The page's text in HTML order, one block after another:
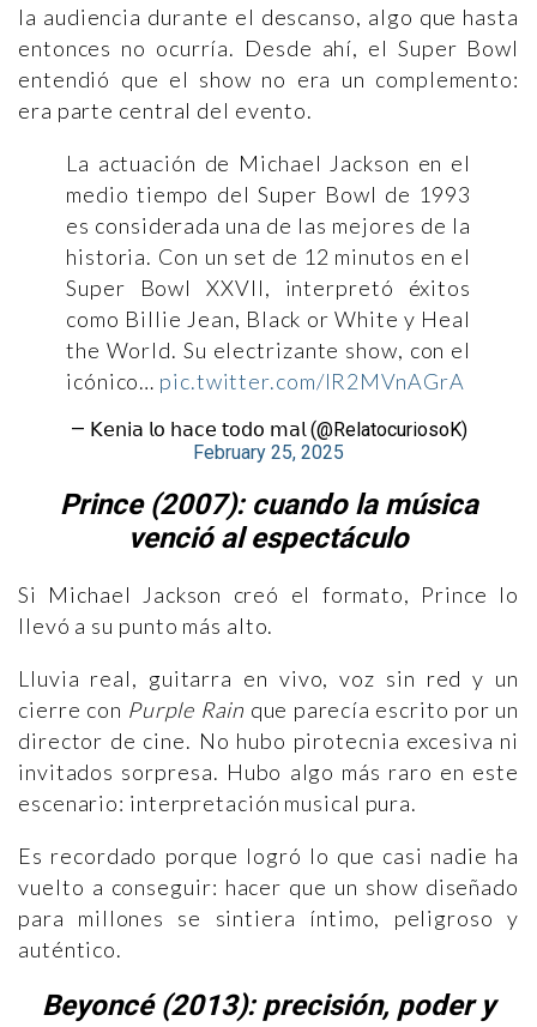
la audiencia durante el descanso, algo que hasta
entonces no ocurría. Desde ahí, el Super Bowl
entendió que el show no era un complemento:
era parte central del evento.
La actuación de Michael Jackson en el
medio tiempo del Super Bowl de 1993
es considerada una de las mejores de la
historia. Con un set de 12 minutos en el
Super Bowl XXVII, interpretó éxitos
como Billie Jean, Black or White y Heal
the World. Su electrizante show, con el
icónico… pic.twitter.com/IR2MVnAGrA
— 𝖪𝖾𝗇𝗂𝖺 𝗅𝗈 𝗁𝖺𝖼𝖾 𝗍𝗈𝖽𝗈 𝗆𝖺𝗅 (@RelatocuriosoK)
February 25, 2025
Prince (2007): cuando la música
venció al espectáculo
Si Michael Jackson creó el formato, Prince lo
llevó a su punto más alto.
Lluvia real, guitarra en vivo, voz sin red y un
cierre con Purple Rain que parecía escrito por un
director de cine. No hubo pirotecnia excesiva ni
invitados sorpresa. Hubo algo más raro en este
escenario: interpretación musical pura.
Es recordado porque logró lo que casi nadie ha
vuelto a conseguir: hacer que un show diseñado
para millones se sintiera íntimo, peligroso y
auténtico.
Beyoncé (2013): precisión, poder y